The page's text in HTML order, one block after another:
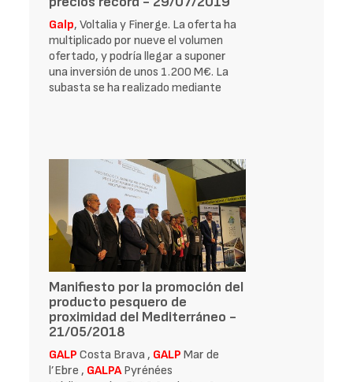
Galp, Voltalia y Finerge. La oferta ha
multiplicado por nueve el volumen
ofertado, y podría llegar a suponer
una inversión de unos 1.200 M€. La
subasta se ha realizado mediante
Manifiesto por la promoción del
producto pesquero de
proximidad del Mediterráneo -
21/05/2018
GALP Costa Brava , GALP Mar de
l’Ebre , GALPAPyrénées